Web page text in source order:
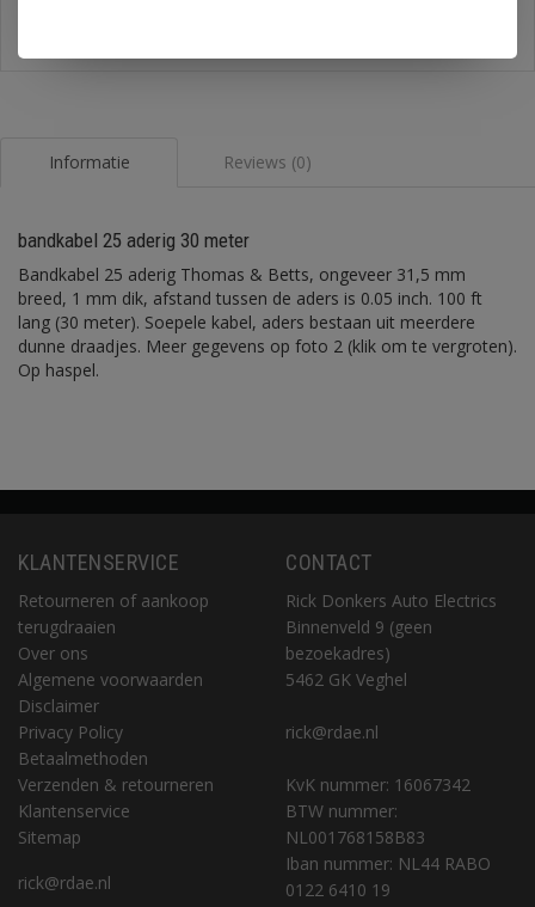
Informatie Reviews (0)
bandkabel 25 aderig 30 meter
Bandkabel 25 aderig Thomas & Betts, ongeveer 31,5 mm
breed, 1 mm dik, afstand tussen de aders is 0.05 inch. 100 ft
lang (30 meter). Soepele kabel, aders bestaan uit meerdere
dunne draadjes. Meer gegevens op foto 2 (klik om te vergroten).
Op haspel.
KLANTENSERVICE
Retourneren of aankoop
terugdraaien
Over ons
Algemene voorwaarden
Disclaimer
Privacy Policy
Betaalmethoden
Verzenden & retourneren
Klantenservice
Sitemap
rick@rdae.nl
CONTACT
Rick Donkers Auto Electrics
Binnenveld 9 (geen
bezoekadres)
5462 GK Veghel
rick@rdae.nl
KvK nummer: 16067342
BTW nummer:
NL001768158B83
Iban nummer: NL44 RABO
0122 6410 19